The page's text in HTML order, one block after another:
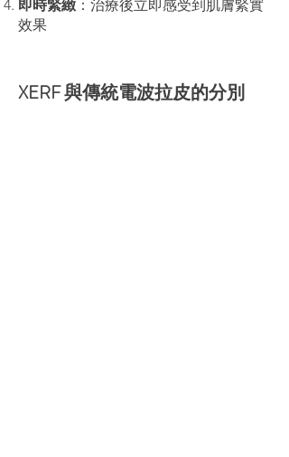
即時緊緻 ：治療後立即感受到肌膚緊實
效果
XERF 與傳統電波拉皮的分別